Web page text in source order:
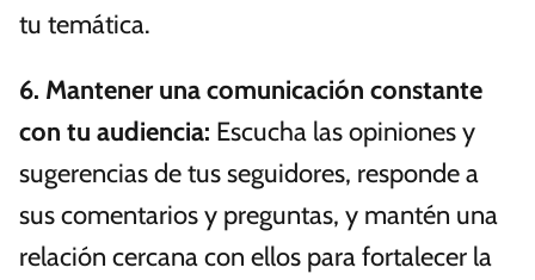
tu temática.
6. Mantener una comunicación constante
con tu audiencia: Escucha las opiniones y
sugerencias de tus seguidores, responde a
sus comentarios y preguntas, y mantén una
relación cercana con ellos para fortalecer la